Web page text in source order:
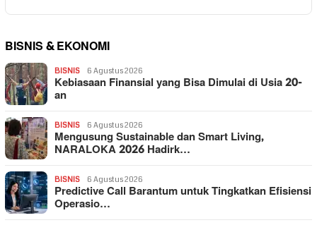
BISNIS & EKONOMI
BISNIS 6 Agustus 2026
Kebiasaan Finansial yang Bisa Dimulai di Usia 20-
an
BISNIS 6 Agustus 2026
Mengusung Sustainable dan Smart Living,
NARALOKA 2026 Hadirk…
BISNIS 6 Agustus 2026
Predictive Call Barantum untuk Tingkatkan Efisiensi
Operasio…